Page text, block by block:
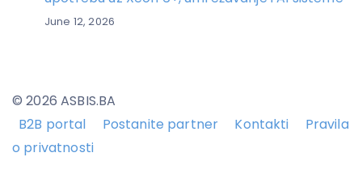
June 12, 2026
© 2026 ASBIS.BA
B2B portal
Postanite partner Kontakti
Pravila
o privatnosti